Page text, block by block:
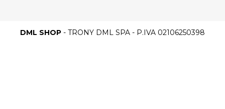
DML SHOP - TRONY DML SPA - P.IVA 02106250398